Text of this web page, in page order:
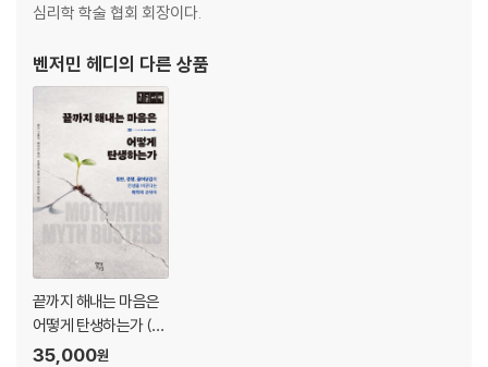
심리학 학술 협회 회장이다.
벤저민 헤디 의 다른 상품
끝까지 해내는 마음은
어떻게 탄생하는가 (큰
글자책)
35,000원